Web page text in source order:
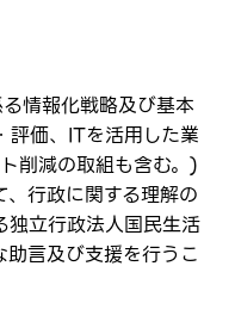
情報化戦略及び基本
評価、ITを活用した業
削減の取組も含む。)
行政に関する理解の
独立行政法人国民生活
言及び支援を行うこ